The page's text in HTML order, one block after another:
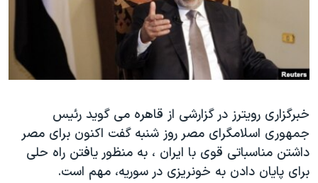
فرهنگ و زندگی
حقوق شهروندی
اقتصادی
اسرائیل در جنگ
گالری عکس
آرشیو پخش زنده
انتخابات ریاست جمهوری آمریکا ۲۰۲۴
حمله جمهوری اسلامی به اسرائیل
ورزش زنان در ایران
اعتراضات زن، زندگی، آزادی
مجموعه مستندهای دادخواهی
زبانهای مختلف
خبرگزاری رویترز در گزارشی از قاهره می گوید رئیس
جمهوری اسلامگرای مصر روز شنبه گفت اکنون برای مصر
داشتن مناسباتی قوی با ایران ، به منظور یافتن راه حلی
برای پایان دادن به خونریزی در سوریه، مهم است.